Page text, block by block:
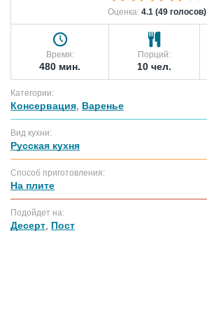
Оценка: 4.1 (49 голосов)
Время:
480 мин.
Порций:
10 чел.
Категории:
Консервация Варенье
Вид кухни:
Русская кухня
Способ приготовления:
На плите
Подойдет на:
Десерт Пост